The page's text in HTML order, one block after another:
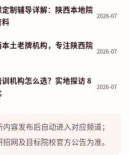
制辅导详解：陕西本地院
2026-07
土老牌机构，专注陕西院
2026-07
机构怎么选？实地探访 8
2026-07
容发布后自动进入对应频道；
网及目标院校官方公告为准。